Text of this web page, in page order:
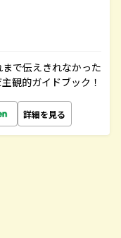
で伝えきれなかった
観的ガイドブック！
詳細を見る